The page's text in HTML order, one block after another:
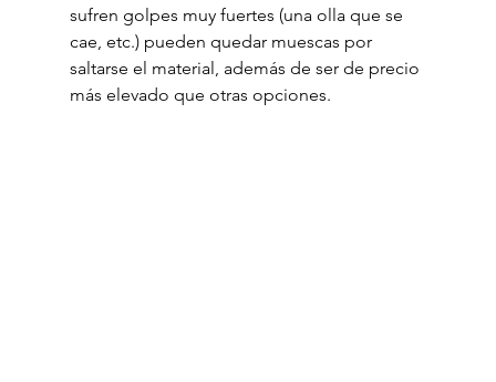
sufren golpes muy fuertes (una olla que se
cae, etc.) pueden quedar muescas por
saltarse el material, además de ser de precio
más elevado que otras opciones.